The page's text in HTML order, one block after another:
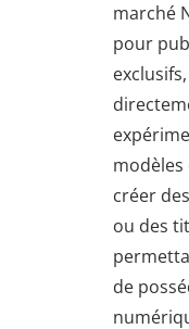
marché
pour
créer
ou des
de